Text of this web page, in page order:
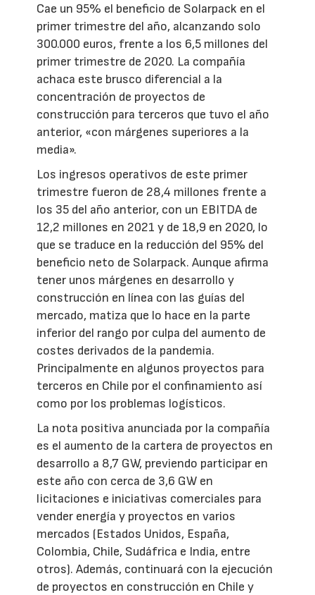
Cae un 95% el beneficio de Solarpack en el
primer trimestre del año, alcanzando solo
300.000 euros, frente a los 6,5 millones del
primer trimestre de 2020. La compañía
achaca este brusco diferencial a la
concentración de proyectos de
construcción para terceros que tuvo el año
anterior, «con márgenes superiores a la
media».
Los ingresos operativos de este primer
trimestre fueron de 28,4 millones frente a
los 35 del año anterior, con un EBITDA de
12,2 millones en 2021 y de 18,9 en 2020, lo
que se traduce en la reducción del 95% del
beneficio neto de Solarpack. Aunque afirma
tener unos márgenes en desarrollo y
construcción en línea con las guías del
mercado, matiza que lo hace en la parte
inferior del rango por culpa del aumento de
costes derivados de la pandemia.
Principalmente en algunos proyectos para
terceros en Chile por el confinamiento así
como por los problemas logísticos.
La nota positiva anunciada por la compañía
es el aumento de la cartera de proyectos en
desarrollo a 8,7 GW, previendo participar en
este año con cerca de 3,6 GW en
licitaciones e iniciativas comerciales para
vender energía y proyectos en varios
mercados (Estados Unidos, España,
Colombia, Chile, Sudáfrica e India, entre
otros). Además, continuará con la ejecución
de proyectos en construcción en Chile y